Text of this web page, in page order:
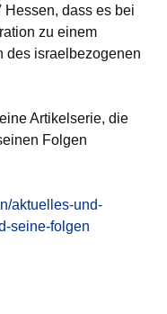
Hessen, dass es bei
zu einem
des israelbezogenen
Artikelserie, die
Folgen
aktuelles-und-
seine-folgen